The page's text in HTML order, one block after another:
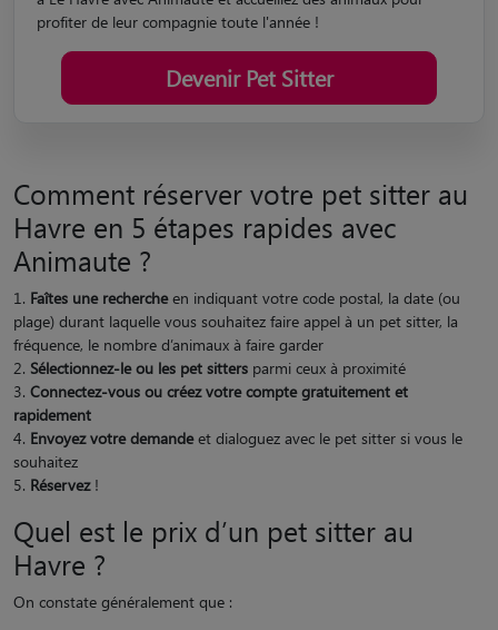
profiter de leur compagnie toute l'année !
Devenir Pet Sitter
Comment réserver votre pet sitter au
Havre en 5 étapes rapides avec
Animaute ?
Faîtes une rechercheen indiquant votre code postal, la date (ou
plage) durant laquelle vous souhaitez faire appel à un pet sitter, la
fréquence, le nombre d’animaux à faire garder
Sélectionnez-le ou les pet sitters parmi ceux à proximité
Connectez-vous ou créez votre compte gratuitement et
rapidement
Envoyez votre demandeet dialoguez avec le pet sitter si vous le
souhaitez
Réservez !
Quel est le prix d’un pet sitter au
Havre ?
On constate généralement que :